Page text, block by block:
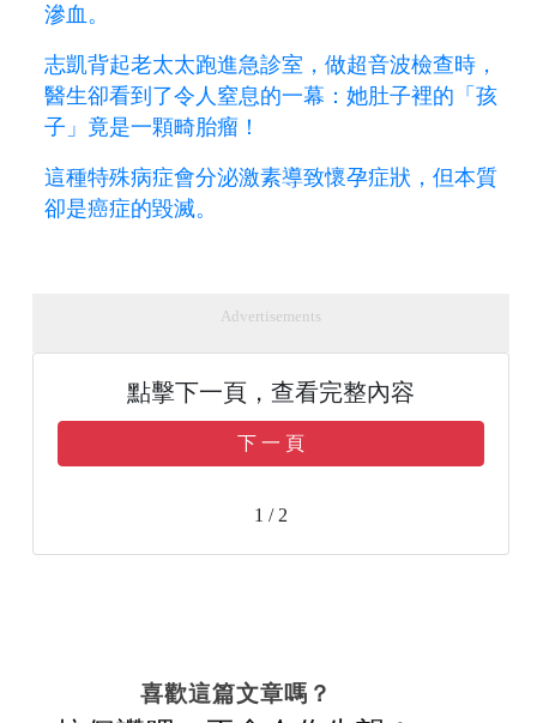
滲血。
志凱背起老太太跑進急診室，做超音波檢查時，
醫生卻看到了令人窒息的一幕：她肚子裡的「孩
子」竟是一顆畸胎瘤！
這種特殊病症會分泌激素導致懷孕症狀，但本質
卻是癌症的毀滅。
Advertisements
點擊下一頁，查看完整內容
下 一 頁
1 / 2
喜歡這篇文章嗎？